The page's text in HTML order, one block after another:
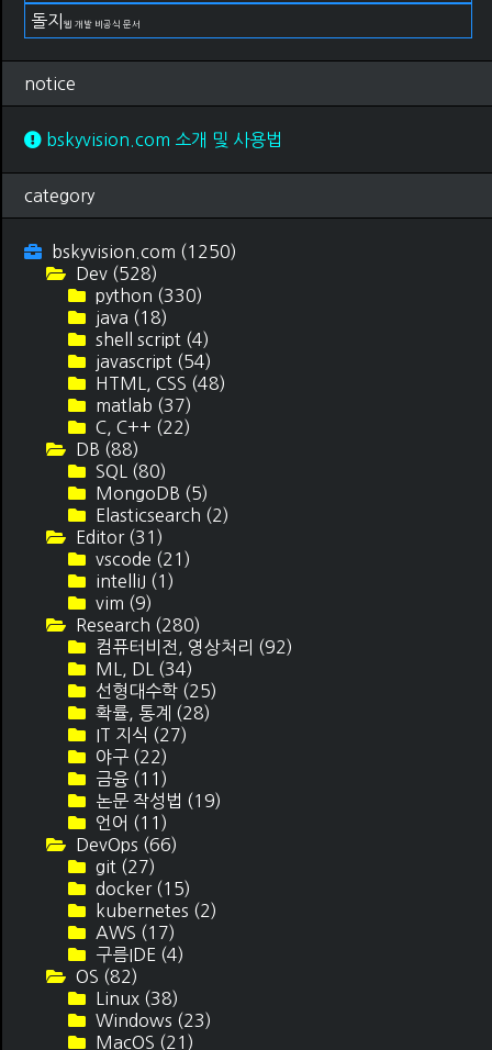
돌지 웹 개발 비공식 문서
notice
bskyvision.com 소개 및 사용법
category
bskyvision.com (1250)
Dev (528)
python (330)
java (18)
shell script (4)
javascript (54)
HTML, CSS (48)
matlab (37)
C, C++ (22)
DB (88)
SQL (80)
MongoDB (5)
Elasticsearch (2)
Editor (31)
vscode (21)
intelliJ (1)
vim (9)
Research (280)
컴퓨터비전, 영상처리 (92)
ML, DL (34)
선형대수학 (25)
확률, 통계 (28)
IT 지식 (27)
야구 (22)
금융 (11)
논문 작성법 (19)
언어 (11)
DevOps (66)
git (27)
docker (15)
kubernetes (2)
AWS (17)
구름IDE (4)
OS (82)
Linux (38)
Windows (23)
MacOS (21)